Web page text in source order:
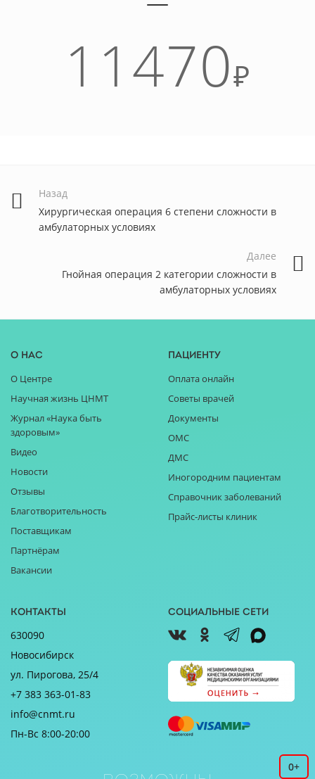
11470₽
Назад
Хирургическая операция 6 степени сложности в
амбулаторных условиях
Далее
Гнойная операция 2 категории сложности в
амбулаторных условиях
О нас
О Центре
Научная жизнь ЦНМТ
Журнал «Наука быть
здоровым»
Видео
Новости
Отзывы
Благотворительность
Поставщикам
Партнёрам
Вакансии
Пациенту
Оплата онлайн
Советы врачей
Документы
ОМС
ДМС
Иногородним пациентам
Справочник заболеваний
Прайс-листы клиник
Контакты
630090
Новосибирск
ул. Пирогова, 25/4
+7 383 363-01-83
info@cnmt.ru
Пн-Вс 8:00-20:00
Социальные сети
0+